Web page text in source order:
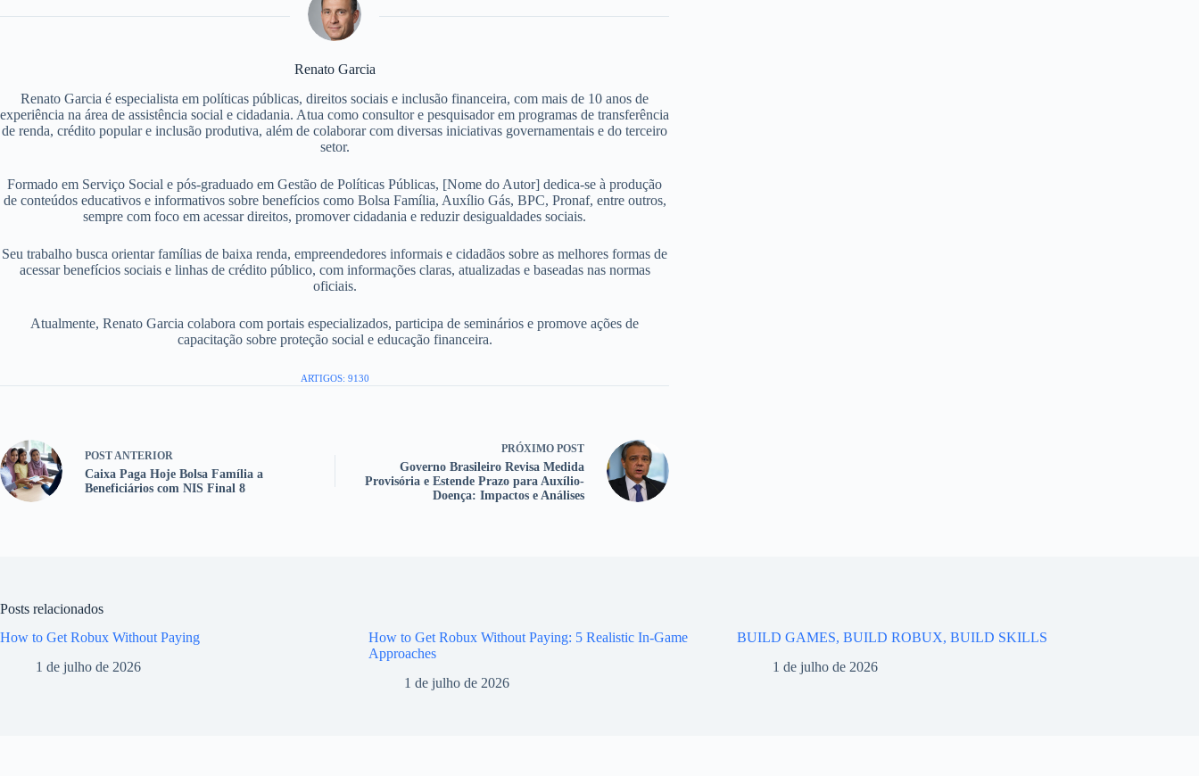
Renato Garcia
Renato Garcia é especialista em políticas públicas, direitos sociais e inclusão financeira, com mais de 10 anos de
experiência na área de assistência social e cidadania. Atua como consultor e pesquisador em programas de transferência
de renda, crédito popular e inclusão produtiva, além de colaborar com diversas iniciativas governamentais e do terceiro
setor.
Formado em Serviço Social e pós-graduado em Gestão de Políticas Públicas, [Nome do Autor] dedica-se à produção
de conteúdos educativos e informativos sobre benefícios como Bolsa Família, Auxílio Gás, BPC, Pronaf, entre outros,
sempre com foco em acessar direitos, promover cidadania e reduzir desigualdades sociais.
Seu trabalho busca orientar famílias de baixa renda, empreendedores informais e cidadãos sobre as melhores formas de
acessar benefícios sociais e linhas de crédito público, com informações claras, atualizadas e baseadas nas normas
oficiais.
Atualmente, Renato Garcia colabora com portais especializados, participa de seminários e promove ações de
capacitação sobre proteção social e educação financeira.
ARTIGOS: 9130
POST ANTERIOR
Caixa Paga Hoje Bolsa Família a
Beneficiários com NIS Final 8
PRÓXIMO POST
Governo Brasileiro Revisa Medida
Provisória e Estende Prazo para Auxílio-
Doença: Impactos e Análises
Posts relacionados
How to Get Robux Without Paying
1 de julho de 2026
How to Get Robux Without Paying: 5 Realistic In-Game
Approaches
1 de julho de 2026
BUILD GAMES, BUILD ROBUX, BUILD SKILLS
1 de julho de 2026